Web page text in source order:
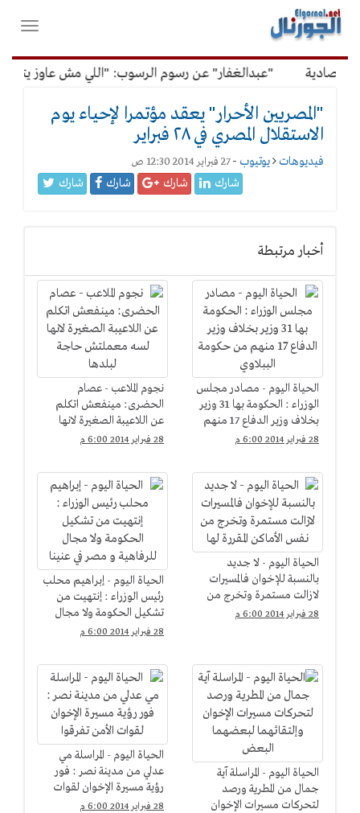
القائمة
الرئيسية
فتح
"عبدالغفار" عن رسوم الرسوب: "اللي مش عاوز يتعلم
"المصريين الأحرار" يعقد مؤتمرا لإحياء يوم
الاستقلال المصري في ٢٨ فبراير
فيديوهات يوتيوب -27 فبراير 2014 12:30 ص
شارك شارك شارك شارك
أخبار مرتبطة
الحياة اليوم - مصادر مجلس
الوزراء : الحكومة بها 31 وزير
بخلاف وزير الدفاع 17 منهم
من حكومة الببلاوي
28 فبراير 2014 6:00 م
نجوم الملاعب - عصام
الحضرى: مينفعش اتكلم
عن اللاعيبة الصغيرة لانها
لسه معملتش حاجة لبلدها
28 فبراير 2014 6:00 م
الحياة اليوم - لا جديد
بالنسبة للإخوان فالمسيرات
لازالت مستمرة وتخرج من
نفس الأماكن المقررة لها
28 فبراير 2014 6:00 م
الحياة اليوم - إبراهيم محلب
رئيس الوزراء : إنتهيت من
تشكيل الحكومة ولا مجال
للرفاهية و مصر في عنينا
28 فبراير 2014 6:00 م
الحياة اليوم - المراسلة آية
جمال من المطرية ورصد
لتحركات مسيرات الإخوان
الحياة اليوم - المراسلة مي
عدلي من مدينة نصر : فور
رؤية مسيرة الإخوان لقوات
الأمن تفرقوا
28 فبراير 2014 6:00 م